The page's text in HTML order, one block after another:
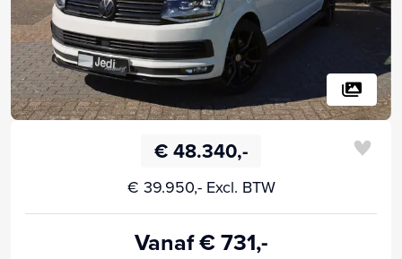
€ 48.340,-
€ 39.950,- Excl. BTW
Vanaf € 731,-